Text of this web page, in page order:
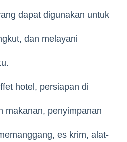
dapat digunakan untuk
dan melayani
hotel, persiapan di
makanan, penyimpanan
es krim, alat-